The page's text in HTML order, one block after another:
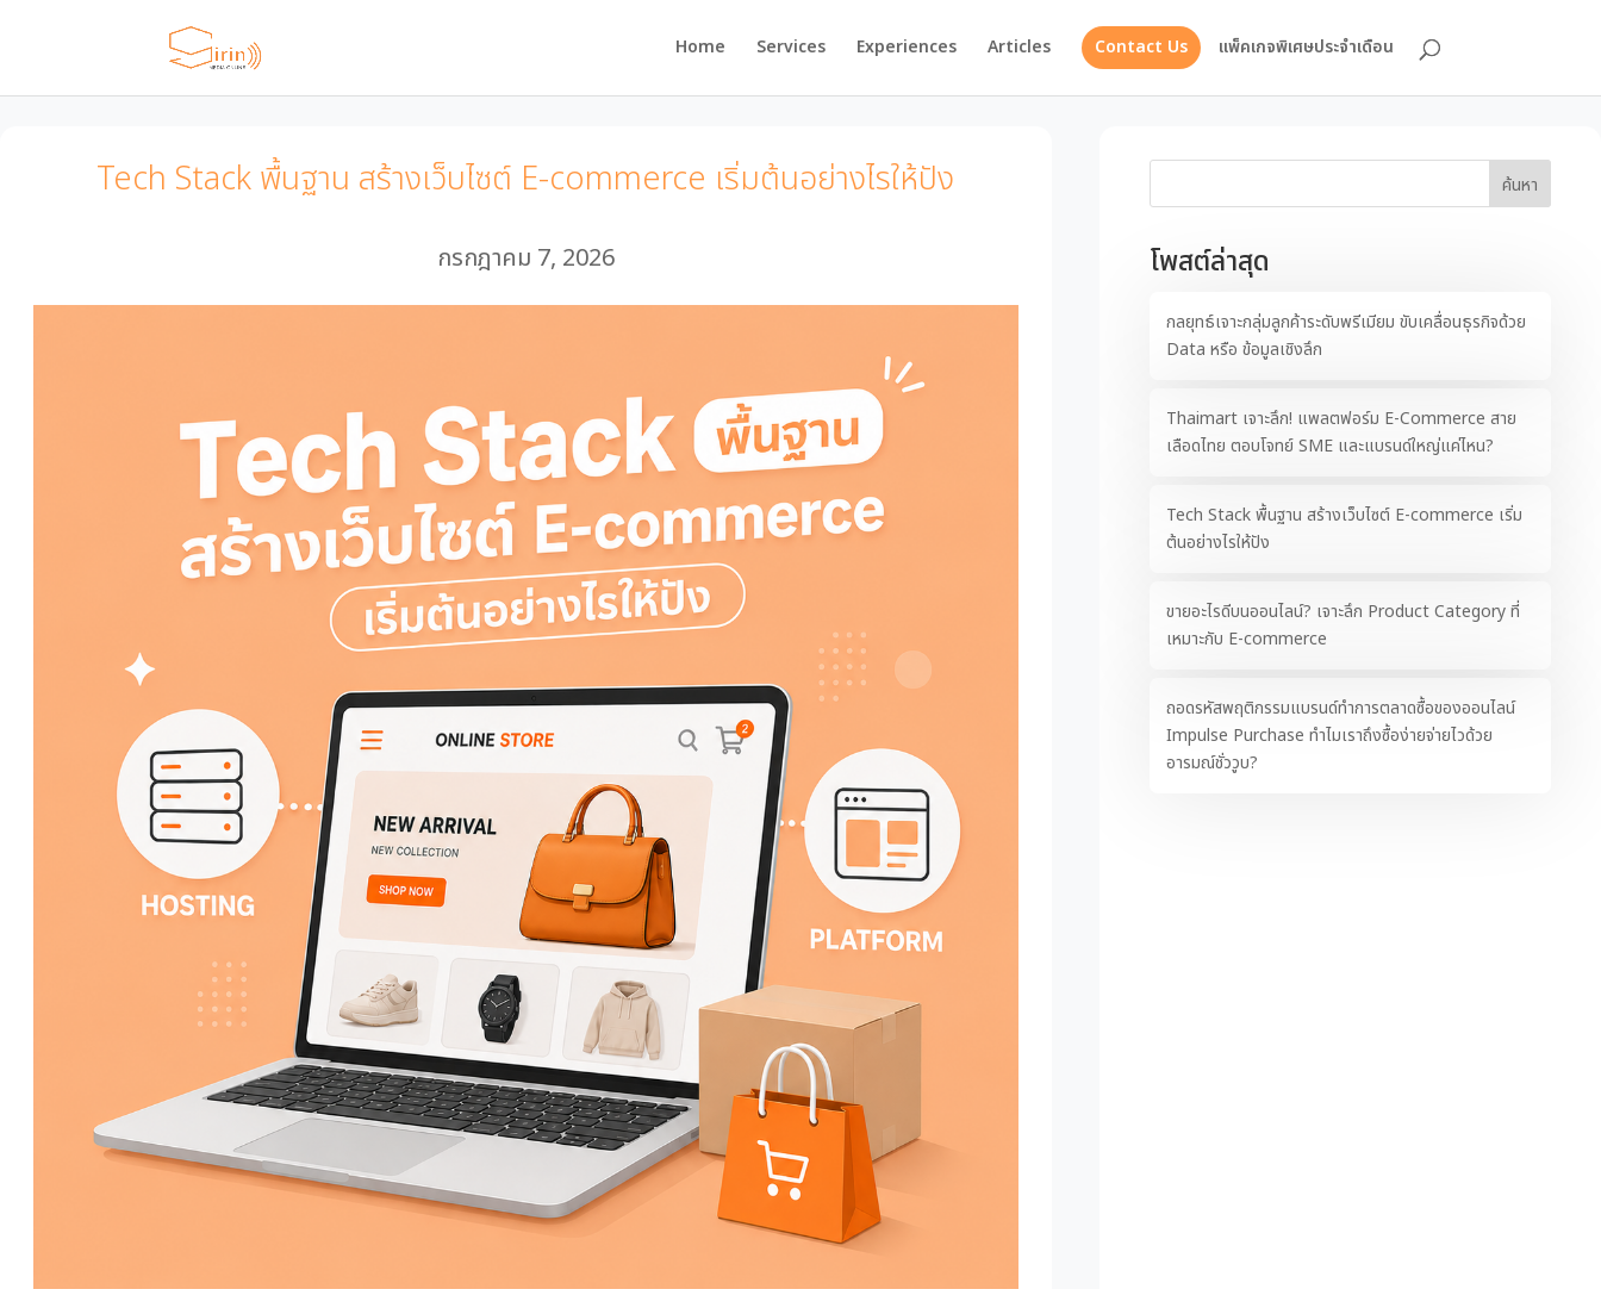
Home Services Experiences Articles Contact Us แพ็คเกจพิเศษประจำเดือน
Tech Stack พื้นฐาน สร้างเว็บไซต์ E-commerce เริ่มต้นอย่างไรให้ปัง
กรกฎาคม 7, 2026
ค้นหา
โพสต์ล่าสุด
กลยุทธ์เจาะกลุ่มลูกค้าระดับพรีเมียม ขับเคลื่อนธุรกิจด้วย
Data หรือ ข้อมูลเชิงลึก
Thaimart เจาะลึก! แพลตฟอร์ม E-Commerce สาย
เลือดไทย ตอบโจทย์ SME และแบรนด์ใหญ่แค่ไหน?
Tech Stack พื้นฐาน สร้างเว็บไซต์ E-commerce เริ่ม
ต้นอย่างไรให้ปัง
ขายอะไรดีบนออนไลน์? เจาะลึก Product Category ที่
เหมาะกับ E-commerce
ถอดรหัสพฤติกรรมแบรนด์ทำการตลาดซื้อของออนไลน์
Impulse Purchase ทำไมเราถึงซื้อง่ายจ่ายไวด้วย
อารมณ์ชั่ววูบ?